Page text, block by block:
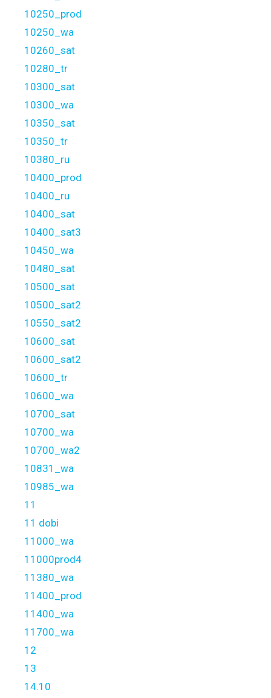
10250_prod
10250_wa
10260_sat
10280_tr
10300_sat
10300_wa
10350_sat
10350_tr
10380_ru
10400_prod
10400_ru
10400_sat
10400_sat3
10450_wa
10480_sat
10500_sat
10500_sat2
10550_sat2
10600_sat
10600_sat2
10600_tr
10600_wa
10700_sat
10700_wa
10700_wa2
10831_wa
10985_wa
11
11 dobi
11000_wa
11000prod4
11380_wa
11400_prod
11400_wa
11700_wa
12
13
14.10